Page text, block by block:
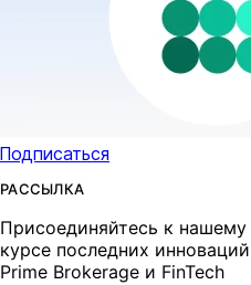
Подписаться
РАССЫЛКА
Присоединяйтесь к
курсе последних
Prime Brokerage и FinTech